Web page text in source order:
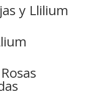
y Llilium